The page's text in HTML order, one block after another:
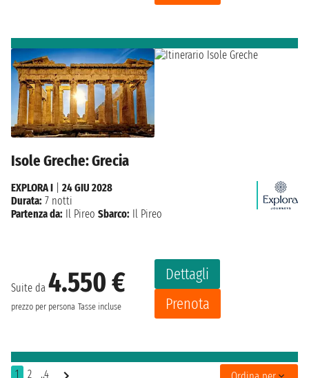
Isole Greche: Grecia
Suite da 4.550 €
prezzo per persona Tasse incluse
Dettagli
Prenota
EXPLORA I
24 GIU 2028
Durata: 7 notti
Partenza da: Il Pireo Sbarco: Il Pireo
1 2 ..4